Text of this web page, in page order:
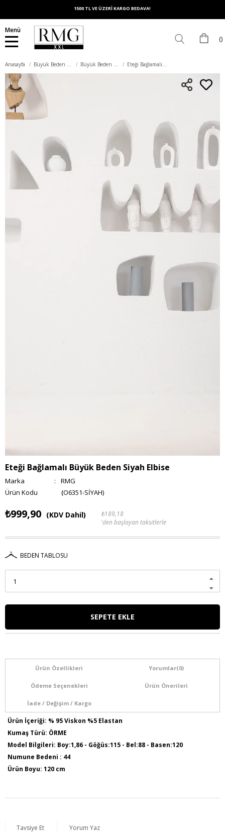
1500 TL VE ÜZERİ KARGO BEDAVA!
Menü
Anasayfa Büyük Beden Elbise Büyük Beden Günlük Elbise Eteği Bağlamalı Büyük Beden Siyah Elbise
Eteği Bağlamalı Büyük Beden Siyah Elbise
Marka :
RMG
(O6351-SİYAH)
₺999,90 (KDV Dahil)
₺189,18
'den başlayan taksitlerle
BEDEN TABLOSU
Ürün Özellikleri Yorumlar(0)
Ödeme Seçenekleri Ürün Önerileri
İade / Değişim / Kargo
Ürün İçeriği: % 95 Viskon %5 Elastan
Kumaş Türü: ÖRME
Model Bilgileri: Boy:1,86 - Göğüs:115 - Bel:88 - Basen:120
Numune Bedeni : 44
Ürün Boyu: 120 cm
Tavsiye Et Yorum Yaz